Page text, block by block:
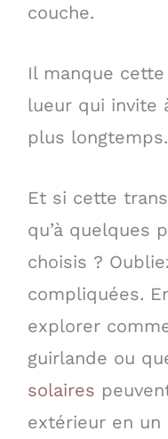
couche.
Il manque
lueur qui invite
plus longtemps.
Et si cette
qu’à quelques
choisis ?
compliquées.
explorer
guirlande ou
solaires
extérieur en un